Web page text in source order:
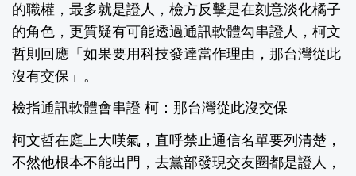
的職權，最多就是證人，檢方反擊是在刻意淡化橘子
的角色，更質疑有可能透過通訊軟體勾串證人，柯文
哲則回應「如果要用科技發達當作理由，那台灣從此
沒有交保」。
檢指通訊軟體會串證 柯：那台灣從此沒交保
柯文哲在庭上大嘆氣，直呼禁止通信名單要列清楚，
不然他根本不能出門，去黨部發現交友圈都是證人，